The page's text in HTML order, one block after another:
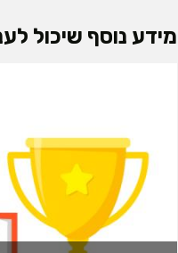
מידע נוסף שיכול